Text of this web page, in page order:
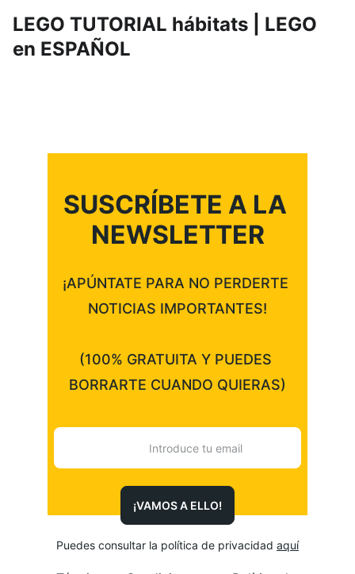
LEGO TUTORIAL hábitats | LEGO
en ESPAÑOL
SUSCRÍBETE A LA
NEWSLETTER
¡APÚNTATE PARA NO PERDERTE
NOTICIAS IMPORTANTES!
(100% GRATUITA Y PUEDES
BORRARTE CUANDO QUIERAS)
¡VAMOS A ELLO!
Puedes consultar la política de privacidad aquí